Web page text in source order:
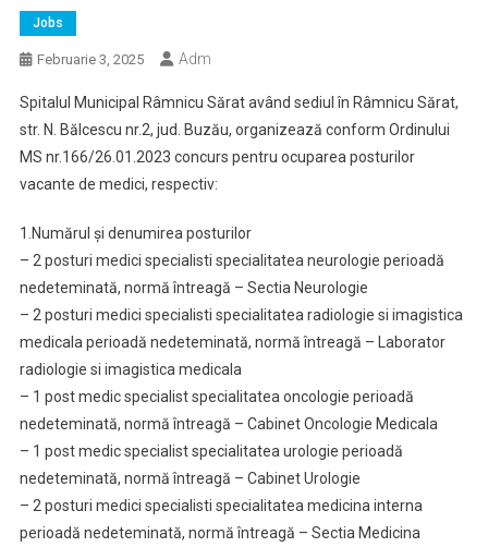
Jobs
Februarie 3, 2025 Adm
Spitalul Municipal Râmnicu Sărat având sediul în Râmnicu Sărat,
str. N. Bălcescu nr.2, jud. Buzău, organizează conform Ordinului
MS nr.166/26.01.2023 concurs pentru ocuparea posturilor
vacante de medici, respectiv:
1.Numărul și denumirea posturilor
– 2 posturi medici specialisti specialitatea neurologie perioadă
nedeteminată, normă întreagă – Sectia Neurologie
– 2 posturi medici specialisti specialitatea radiologie si imagistica
medicala perioadă nedeteminată, normă întreagă – Laborator
radiologie si imagistica medicala
– 1 post medic specialist specialitatea oncologie perioadă
nedeteminată, normă întreagă – Cabinet Oncologie Medicala
– 1 post medic specialist specialitatea urologie perioadă
nedeteminată, normă întreagă – Cabinet Urologie
– 2 posturi medici specialisti specialitatea medicina interna
perioadă nedeteminată, normă întreagă – Sectia Medicina